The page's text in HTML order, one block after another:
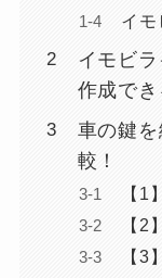
イモ
イモビ
作成でき
車の鍵
較！
【1
【2
【3